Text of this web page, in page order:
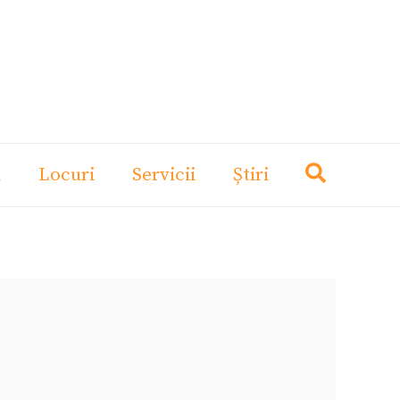
Locuri Servicii Știri